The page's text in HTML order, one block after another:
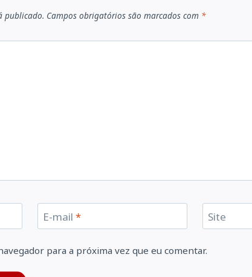
publicado. Campos obrigatórios são marcados com *
E-mail * Site
para a próxima vez que eu comentar.